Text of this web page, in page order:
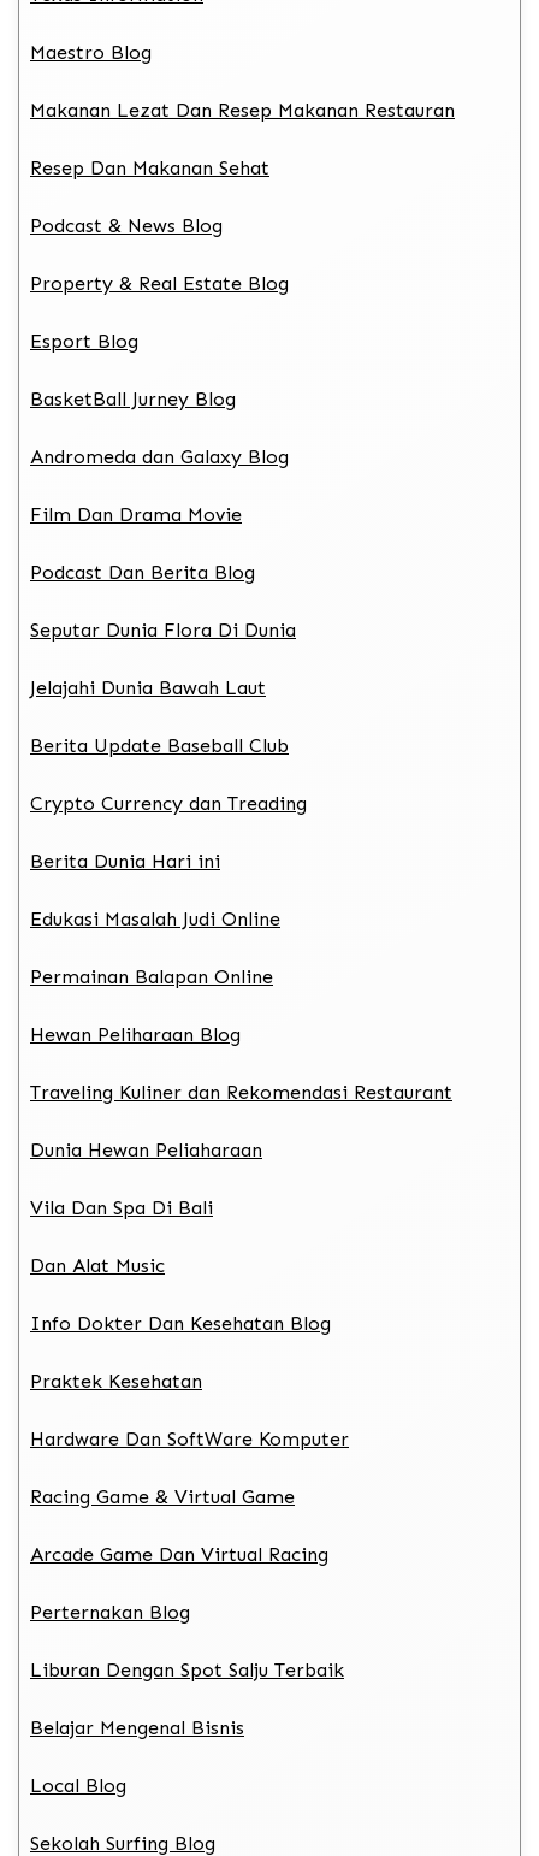
Maestro Blog
Makanan Lezat Dan Resep Makanan Restauran
Resep Dan Makanan Sehat
Podcast & News Blog
Property & Real Estate Blog
Esport Blog
BasketBall Jurney Blog
Andromeda dan Galaxy Blog
Film Dan Drama Movie
Podcast Dan Berita Blog
Seputar Dunia Flora Di Dunia
Jelajahi Dunia Bawah Laut
Berita Update Baseball Club
Crypto Currency dan Treading
Berita Dunia Hari ini
Edukasi Masalah Judi Online
Permainan Balapan Online
Hewan Peliharaan Blog
Traveling Kuliner dan Rekomendasi Restaurant
Dunia Hewan Peliaharaan
Vila Dan Spa Di Bali
Dan Alat Music
Info Dokter Dan Kesehatan Blog
Praktek Kesehatan
Hardware Dan SoftWare Komputer
Racing Game & Virtual Game
Arcade Game Dan Virtual Racing
Perternakan Blog
Liburan Dengan Spot Salju Terbaik
Belajar Mengenal Bisnis
Local Blog
Sekolah Surfing Blog